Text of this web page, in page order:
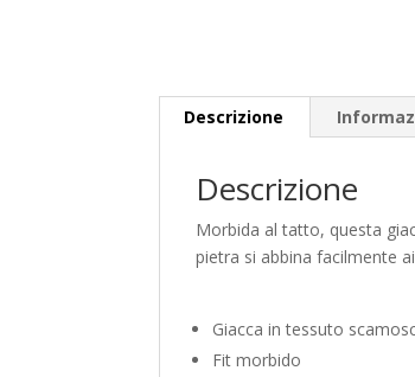
Descrizione
Descrizione
Morbida al tatto, questa
pietra si abbina facilmente
Giacca in tessuto
Fit morbido